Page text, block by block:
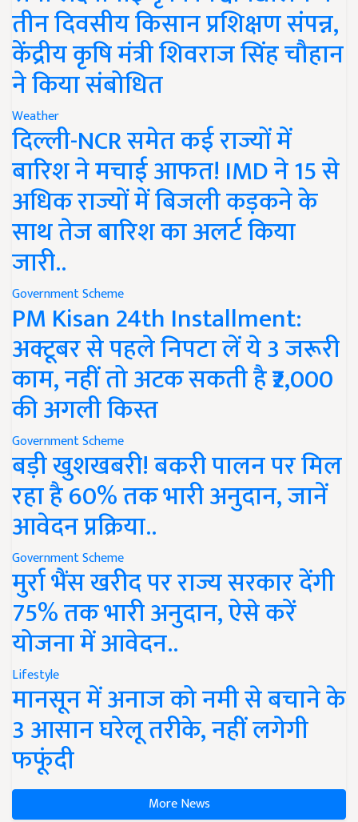
तीन दिवसीय किसान प्रशिक्षण संपन्न,
केंद्रीय कृषि मंत्री शिवराज सिंह चौहान
ने किया संबोधित
Weather
दिल्ली-NCR समेत कई राज्यों में
बारिश ने मचाई आफत! IMD ने 15 से
अधिक राज्यों में बिजली कड़कने के
साथ तेज बारिश का अलर्ट किया
जारी..
Government Scheme
PM Kisan 24th Installment:
अक्टूबर से पहले निपटा लें ये 3 जरूरी
काम, नहीं तो अटक सकती है ₹2,000
की अगली किस्त
Government Scheme
बड़ी खुशखबरी! बकरी पालन पर मिल
रहा है 60% तक भारी अनुदान, जानें
आवेदन प्रक्रिया..
Government Scheme
मुर्रा भैंस खरीद पर राज्य सरकार देंगी
75% तक भारी अनुदान, ऐसे करें
योजना में आवेदन..
Lifestyle
मानसून में अनाज को नमी से बचाने के
3 आसान घरेलू तरीके, नहीं लगेगी
फफूंदी
More News